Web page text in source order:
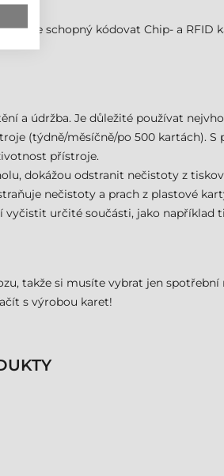
je schopný kódovat Chip- a
a údržba. Je důležité používat
(týdně/měsíčně/po 500 kartách).
přístroje.
dokážou odstranit nečistoty z
nečistoty a prach z plastové
určité součásti, jako například
takže si musíte vybrat jen
s výrobou karet!